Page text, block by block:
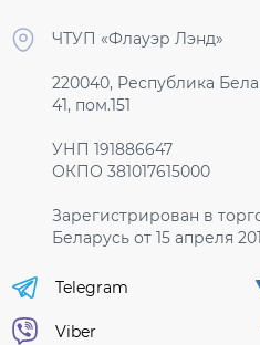
ЧТУП «Флауэр Лэнд»
220040, Республика
41, пом.151
УНП 191886647
ОКПО 381017615000
Зарегистрирован в
Беларусь от 15 апреля
Telegram
Viber